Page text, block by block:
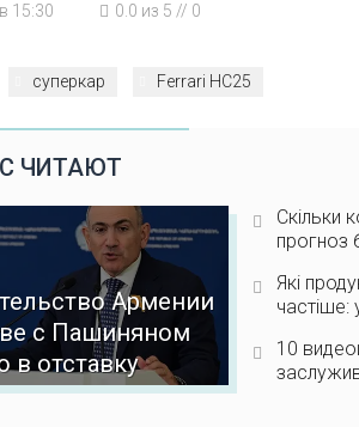
15:30 0.0 из 5 // 0
суперкар Ferrari HC25
ЧИТАЮТ
Армении
с Пашиняном
в отставку
Скільки
прогноз
Які
частіше:
10